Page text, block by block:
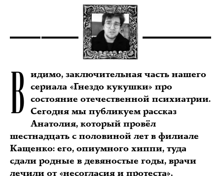
В идимо, заключительная часть нашего
сериала «Гнездо кукушки» про
состояние отечественной психиатрии.
Сегодня мы публикуем рассказ
Анатолия, который провёл
шестнадцать с половиной лет в филиале
Кащенко: его, опиумного хиппи, туда
сдали родные в девяностые годы, врачи
лечили от «несогласия и протеста»,